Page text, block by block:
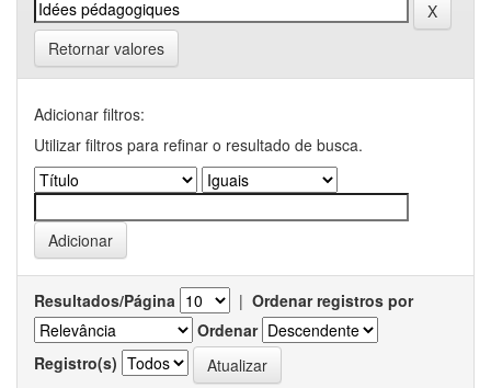
Retornar valores
Adicionar filtros:
Utilizar filtros para refinar o resultado de busca.
Resultados/Página | Ordenar registros por
Ordenar
Registro(s)